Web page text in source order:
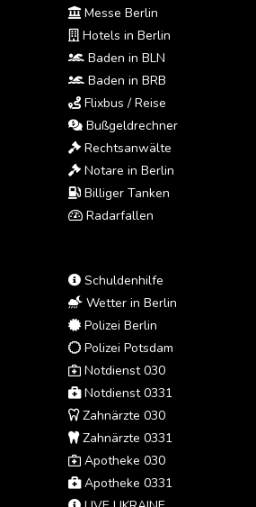
Messe Berlin
Hotels in Berlin
Baden in BLN
Baden in BRB
Flixbus / Reise
Bußgeldrechner
Rechtsanwälte
Notare in Berlin
Billiger Tanken
Radarfallen
Schuldenhilfe
Wetter in Berlin
Polizei Berlin
Polizei Potsdam
Notdienst 030
Notdienst 0331
Zahnärzte 030
Zahnärzte 0331
Apotheke 030
Apotheke 0331